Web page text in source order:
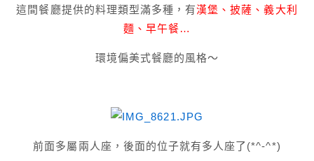
這間餐廳提供的料理類型滿多種，有漢堡、披薩、義大利
麵、早午餐…
環境偏美式餐廳的風格～
前面多屬兩人座，後面的位子就有多人座了(*^-^*)